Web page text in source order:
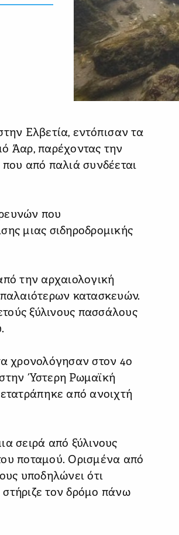
Ελβετία, εντόπισαν τα
Άαρ, παρέχοντας την
από παλιά συνδέεται
που
μιας σιδηροδρομικής
την αρχαιολογική
κατασκευών.
ξύλινους πασσάλους
χρονολόγησαν στον 4ο
Ύστερη Ρωμαϊκή
από ανοιχτή
σειρά από ξύλινους
ποταμού. Ορισμένα από
υποδηλώνει ότι
τον δρόμο πάνω